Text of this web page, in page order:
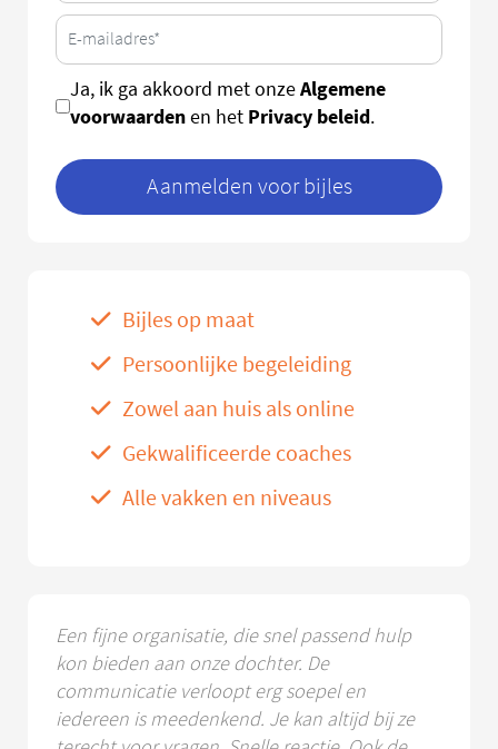
Ja, ik ga akkoord met onzeAlgemene
voorwaardenen het Privacy beleid.
Aanmelden voor bijles
Bijles op maat
Persoonlijke begeleiding
Zowel aan huis als online
Gekwalificeerde coaches
Alle vakken en niveaus
Een fijne organisatie, die snel passend hulp
kon bieden aan onze dochter. De
communicatie verloopt erg soepel en
iedereen is meedenkend. Je kan altijd bij ze